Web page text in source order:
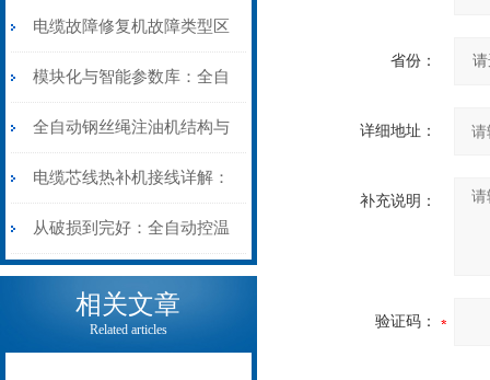
电缆故障修复机故障类型区
分指南：从“绝缘电
阻”到“波形特征”的精准诊
断逻辑
模块化与智能参数库：全自
动电缆修复机的快速换型逻
辑
全自动钢丝绳注油机结构与
工作原理：揭秘高效润滑的
机械密码
电缆芯线热补机接线详解：
从入门到精通
从破损到完好：全自动控温
电缆热补机的核心价值
相关文章
Related articles
省份：
详细地址：
补充说明：
验证码：